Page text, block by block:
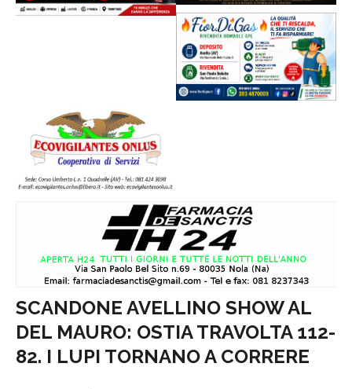
SCANDONE AVELLINO SHOW AL
DEL MAURO: OSTIA TRAVOLTA 112-
82. I LUPI TORNANO A CORRERE